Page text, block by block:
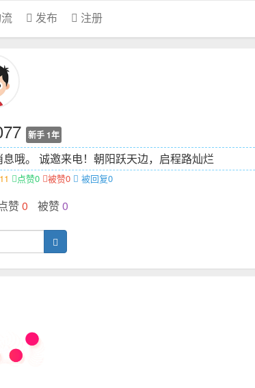
发布 注册
新手 1年
哦。 诚邀来电！朝阳跃天边，启程路灿烂
11 点赞0 被赞0 被回复0
赞0 被赞0